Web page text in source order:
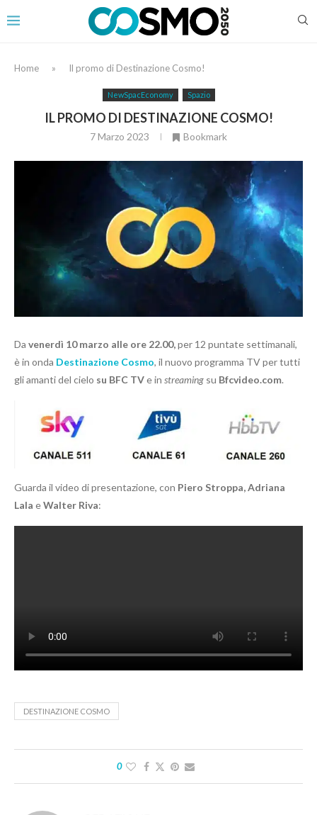
Home » Il promo di Destinazione Cosmo!
NewSpacEconomy Spazio
IL PROMO DI DESTINAZIONE COSMO!
7 Marzo 2023 Bookmark
Da venerdì 10 marzo alle ore 22.00,per 12 puntate settimanali,
è in onda Destinazione Cosmo, il nuovo programma TV per tutti
gli amanti del cielo su BFC TVe in streaming su Bfcvideo.com.
Guarda il video di presentazione, con Piero Stroppa, Adriana
Lala eWalter Riva:
DESTINAZIONE COSMO
0